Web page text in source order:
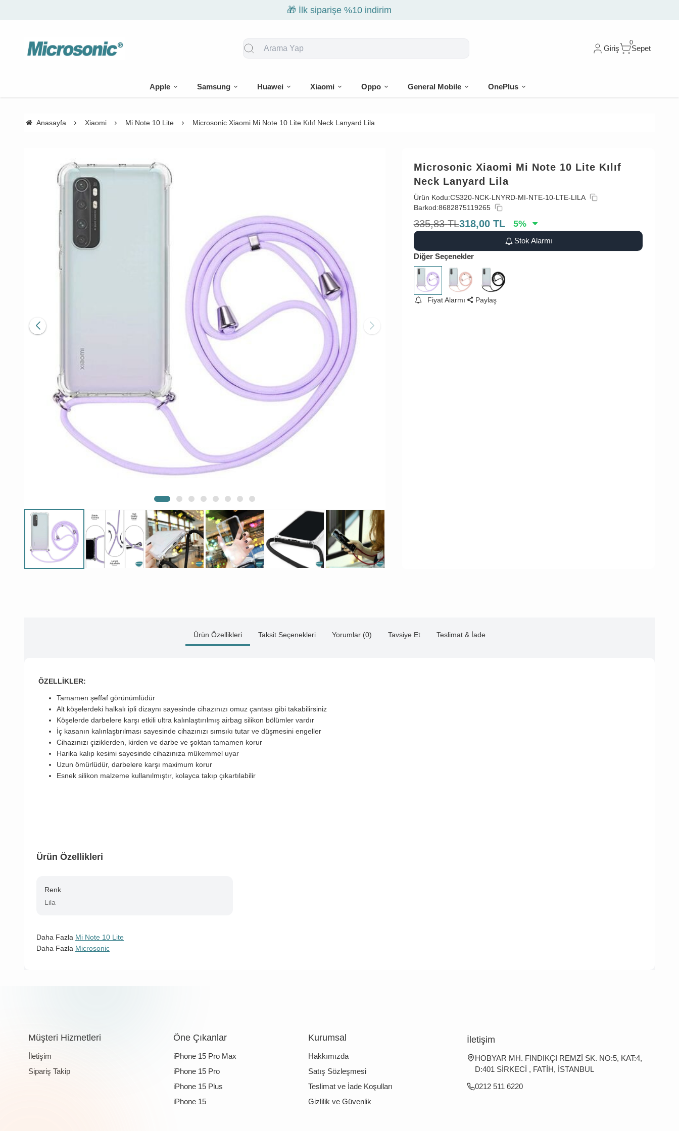
🎁 İlk siparişe %10 indirim
Giriş
0
Sepet
Apple Samsung Huawei Xiaomi Oppo General Mobile OnePlus
Anasayfa Xiaomi Mi Note 10 Lite Microsonic Xiaomi Mi Note 10 Lite Kılıf Neck Lanyard Lila
Microsonic Xiaomi Mi Note 10 Lite Kılıf
Neck Lanyard Lila
Ürün Kodu:CS320-NCK-LNYRD-MI-NTE-10-LTE-LILA
Barkod:8682875119265
335,83 TL318,00 TL 5%
Stok Alarmı
Diğer Seçenekler
Fiyat Alarmı Paylaş
Ürün Özellikleri Taksit Seçenekleri Yorumlar (0) Tavsiye Et Teslimat & İade
ÖZELLİKLER:
Tamamen şeffaf görünümlüdür
Alt köşelerdeki halkalı ipli dizaynı sayesinde cihazınızı omuz çantası gibi takabilirsiniz
Köşelerde darbelere karşı etkili ultra kalınlaştırılmış airbag silikon bölümler vardır
İç kasanın kalınlaştırılması sayesinde cihazınızı sımsıkı tutar ve düşmesini engeller
Cihazınızı çiziklerden, kirden ve darbe ve şoktan tamamen korur
Harika kalıp kesimi sayesinde cihazınıza mükemmel uyar
Uzun ömürlüdür, darbelere karşı maximum korur
Esnek silikon malzeme kullanılmıştır, kolayca takıp çıkartılabilir
Ürün Özellikleri
Renk
Lila
Daha Fazla Mi Note 10 Lite
Daha Fazla Microsonic
Müşteri Hizmetleri
İletişim
Sipariş Takip
Öne Çıkanlar
iPhone 15 Pro Max
iPhone 15 Pro
iPhone 15 Plus
iPhone 15
Kurumsal
Hakkımızda
Satış Sözleşmesi
Teslimat ve İade Koşulları
Gizlilik ve Güvenlik
İletişim
HOBYAR MH. FINDIKÇI REMZİ SK. NO:5, KAT:4,
D:401 SİRKECİ , FATİH, İSTANBUL
0212 511 6220